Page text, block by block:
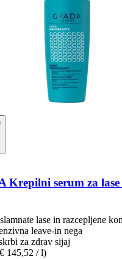
Krepilni serum za
lase in razcepljene
leave-in nega
za zdrav sijaj
145,52 / l)